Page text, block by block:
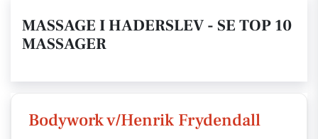
MASSAGE I HADERSLEV - SE TOP 10
MASSAGER
Bodywork v/Henrik Frydendall